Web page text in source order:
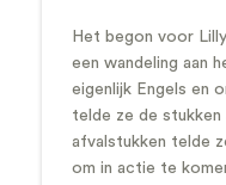
Het begon voor
een wandeling aan
eigenlijk Engels en
telde ze de stukken
afvalstukken telde
om in actie te